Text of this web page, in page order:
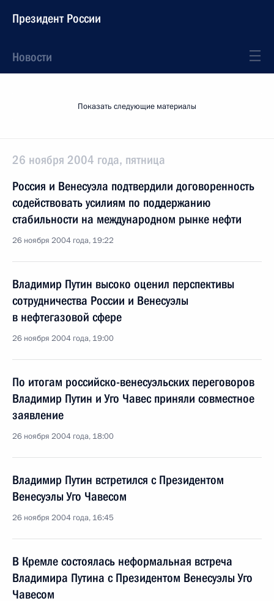
Президент России
Новости
Показать следующие материалы
26 ноября 2004 года, пятница
Россия и Венесуэла подтвердили договоренность
содействовать усилиям по поддержанию
стабильности на международном рынке нефти
26 ноября 2004 года, 19:22
Владимир Путин высоко оценил перспективы
сотрудничества России и Венесуэлы
в нефтегазовой сфере
26 ноября 2004 года, 19:00
По итогам российско-венесуэльских переговоров
Владимир Путин и Уго Чавес приняли совместное
заявление
26 ноября 2004 года, 18:00
Владимир Путин встретился с Президентом
Венесуэлы Уго Чавесом
26 ноября 2004 года, 16:45
В Кремле состоялась неформальная встреча
Владимира Путина с Президентом Венесуэлы Уго
Чавесом